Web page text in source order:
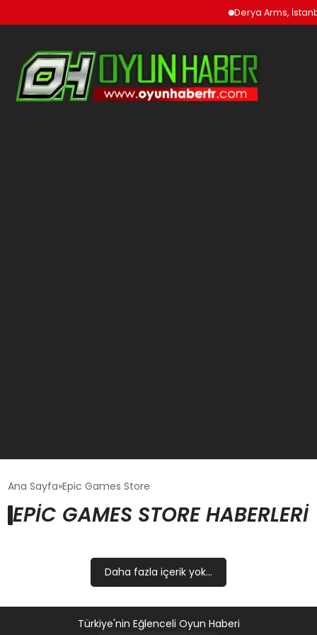
Derya Arms,
GÜNCEL
OYUN HABERLERI
EĞITIM
Ana Sayfa Epic Games Store
EPIC GAMES STORE HABERLERI
Daha fazla içerik yok...
Türkiye'nin Eğlenceli Oyun Haberi